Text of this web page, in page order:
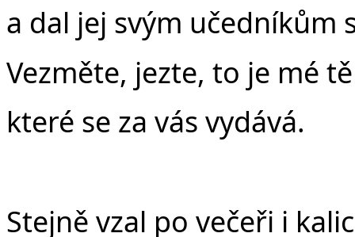
a dal jej svým učedníkům
Vezměte, jezte, to je mé
které se za vás vydává.
Stejně vzal po večeři i